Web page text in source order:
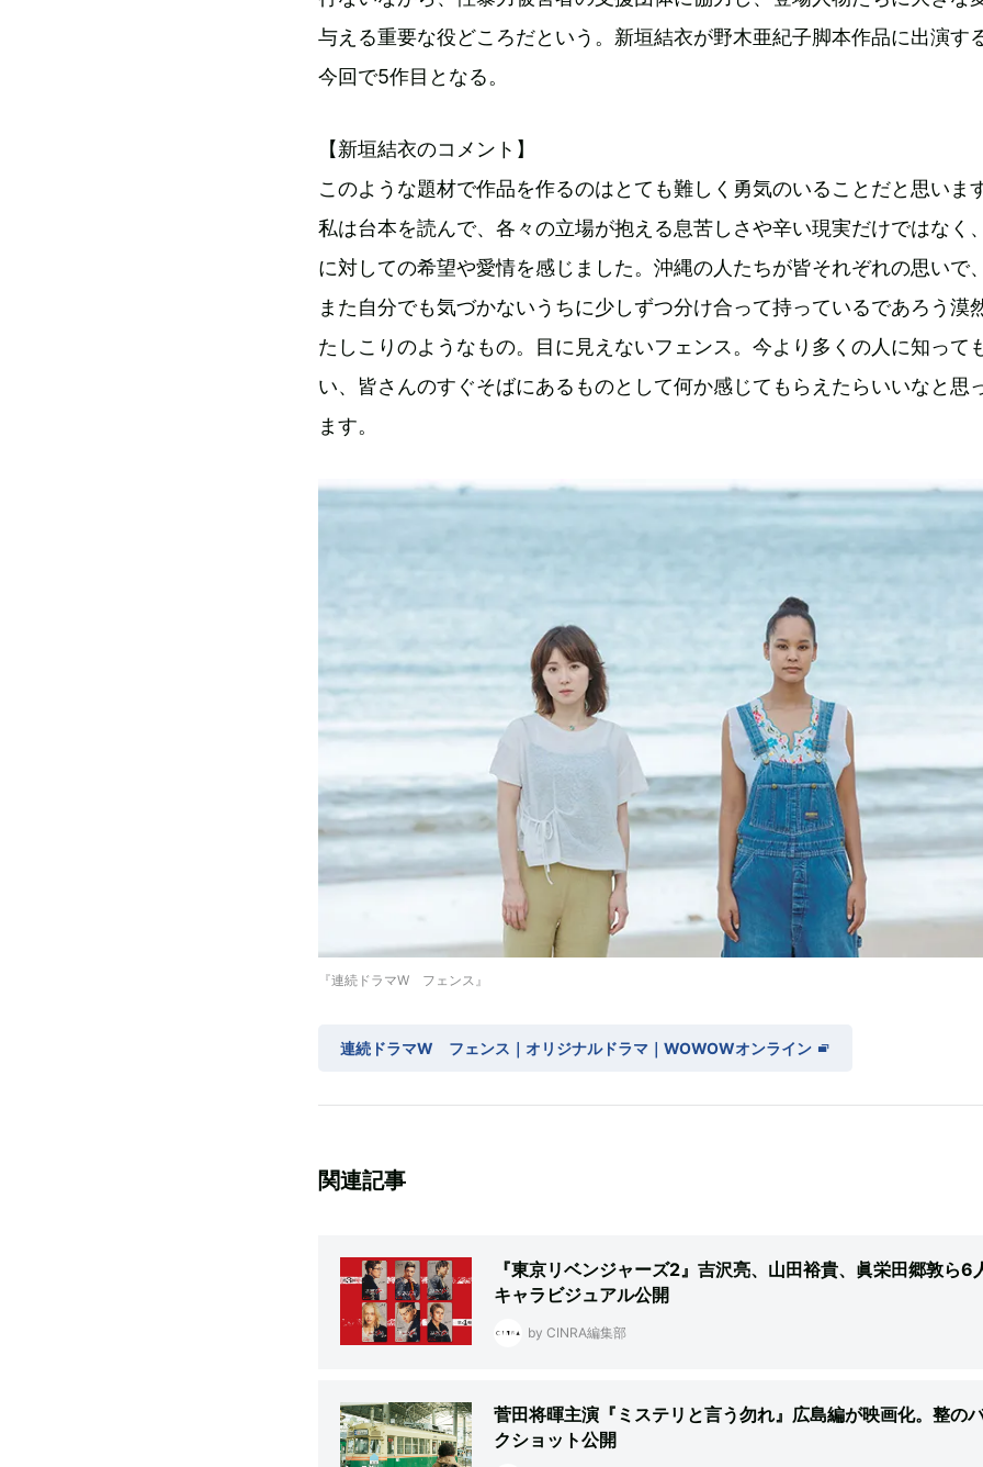
与える重要な役どころだという。新垣結衣が野木亜紀子脚本作品に出演す
今回で5作目となる。
【新垣結衣のコメント】
このような題材で作品を作るのはとても難しく勇気のいることだと思いま
私は台本を読んで、各々の立場が抱える息苦しさや辛い現実だけではなく
に対しての希望や愛情を感じました。沖縄の人たちが皆それぞれの思いで
また自分でも気づかないうちに少しずつ分け合って持っているであろう漠
たしこりのようなもの。目に見えないフェンス。今より多くの人に知って
い、皆さんのすぐそばにあるものとして何か感じてもらえたらいいなと思
ます。
『連続ドラマW フェンス』
連続ドラマW フェンス｜オリジナルドラマ｜WOWOWオンライン
関連記事
『東京リベンジャーズ2』吉沢亮、山田裕貴、眞栄田郷敦ら6
キャラビジュアル公開
by CINRA編集部
菅田将暉主演『ミステリと言う勿れ』広島編が映画化。整の
クショット公開